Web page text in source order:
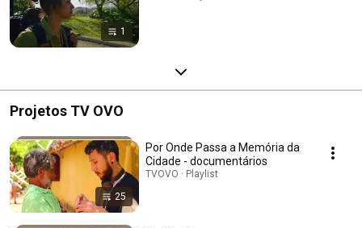
1
Projetos TV OVO
25
Por Onde Passa a Memória da
Cidade - documentários
TVOVO · Playlist